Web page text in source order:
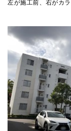
左が施工前、右がカ